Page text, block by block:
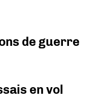
de guerre
en vol